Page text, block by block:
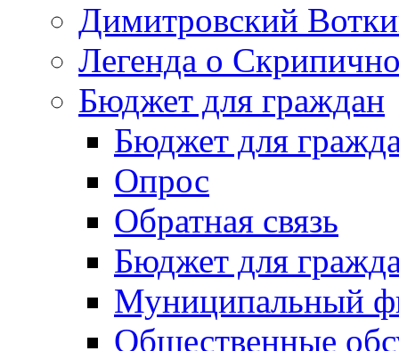
Димитровский
Легенда о
Бюджет для граждан
Бюджет для
Опрос
Обратная связь
Бюджет для
Муниципальный
Общественные